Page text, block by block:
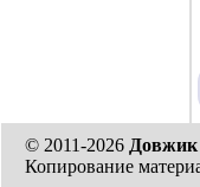
© 2011-2026
Копирование